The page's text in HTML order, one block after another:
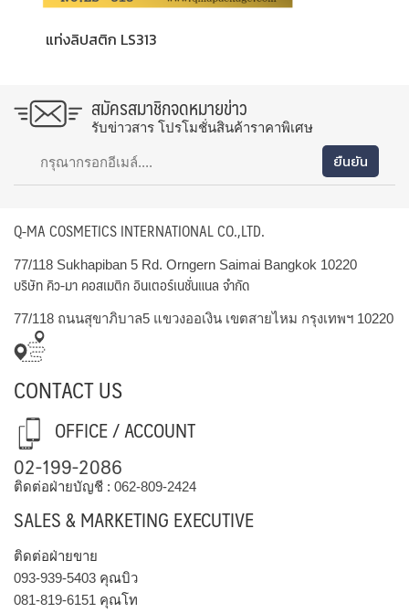
แท่งลิปสติก LS313
สมัครสมาชิกจดหมายข่าว
รับข่าวสาร โปรโมชั่นสินค้าราคาพิเศษ
Q-MA COSMETICS INTERNATIONAL CO.,LTD.
77/118 Sukhapiban 5 Rd. Orngern Saimai Bangkok 10220
บริษัท คิว-มา คอสเมติก อินเตอร์เนชั่นแนล จำกัด
77/118 ถนนสุขาภิบาล5 แขวงออเงิน เขตสายไหม กรุงเทพฯ 10220
CONTACT US
OFFICE / ACCOUNT
02-199-2086
ติดต่อฝ่ายบัญชี : 062-809-2424
SALES & MARKETING EXECUTIVE
ติดต่อฝ่ายขาย
093-939-5403 คุณบิว
081-819-6151 คุณโท